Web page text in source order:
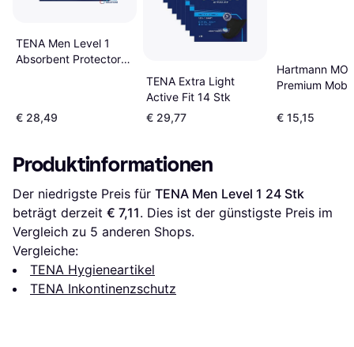
TENA Men Level 1
Absorbent Protector
€ 28,49
TENA Extra Light
Active Fit 14 Stk
€ 29,77
Hartmann
Premium
Stk
€ 15,15
Produktinformationen
Der niedrigste Preis für TENA Men Level 1 24 Stk
beträgt derzeit € 7,11. Dies ist der günstigste Preis im
Vergleich zu 5 anderen Shops.
Vergleiche:
TENA Hygieneartikel
TENA Inkontinenzschutz